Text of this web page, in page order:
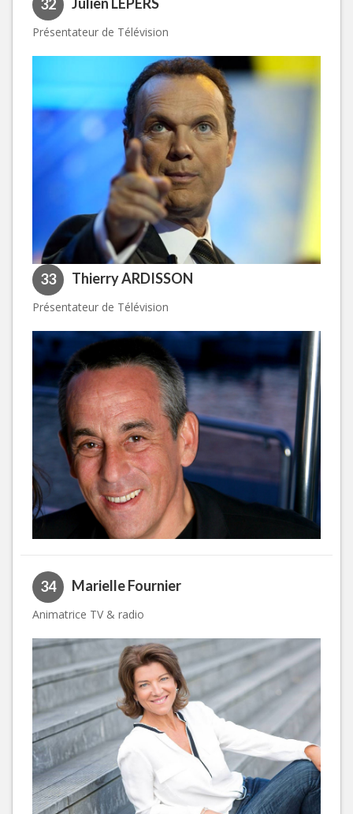
32
Présentateur de Télévision
33 Thierry ARDISSON
Présentateur de Télévision
34 Marielle Fournier
Animatrice TV & radio